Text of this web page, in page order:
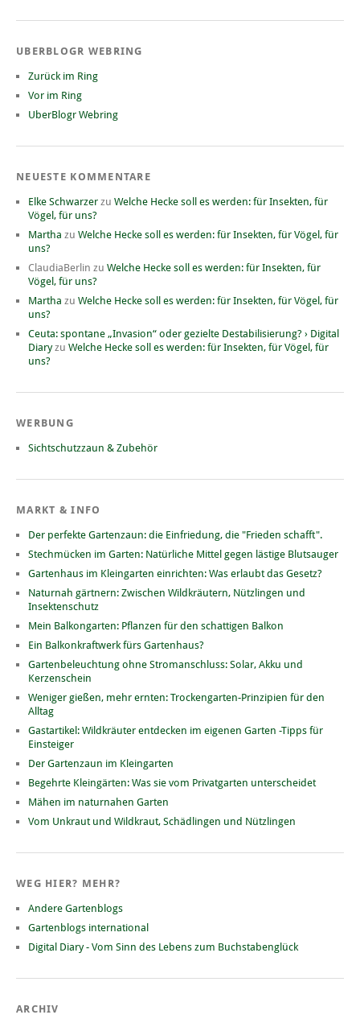
UBERBLOGR WEBRING
Zurück im Ring
Vor im Ring
UberBlogr Webring
NEUESTE KOMMENTARE
Elke Schwarzer zu Welche Hecke soll es werden: für Insekten, für
Vögel, für uns?
Martha zu Welche Hecke soll es werden: für Insekten, für Vögel, für
uns?
ClaudiaBerlin zu Welche Hecke soll es werden: für Insekten, für
Vögel, für uns?
Martha zu Welche Hecke soll es werden: für Insekten, für Vögel, für
uns?
Ceuta: spontane „Invasion“ oder gezielte Destabilisierung? › Digital
Diaryzu Welche Hecke soll es werden: für Insekten, für Vögel, für
uns?
WERBUNG
Sichtschutzzaun & Zubehör
MARKT & INFO
Der perfekte Gartenzaun: die Einfriedung, die "Frieden schafft".
Stechmücken im Garten: Natürliche Mittel gegen lästige Blutsauger
Gartenhaus im Kleingarten einrichten: Was erlaubt das Gesetz?
Naturnah gärtnern: Zwischen Wildkräutern, Nützlingen und
Insektenschutz
Mein Balkongarten: Pflanzen für den schattigen Balkon
Ein Balkonkraftwerk fürs Gartenhaus?
Gartenbeleuchtung ohne Stromanschluss: Solar, Akku und
Kerzenschein
Weniger gießen, mehr ernten: Trockengarten-Prinzipien für den
Alltag
Gastartikel: Wildkräuter entdecken im eigenen Garten -Tipps für
Einsteiger
Der Gartenzaun im Kleingarten
Begehrte Kleingärten: Was sie vom Privatgarten unterscheidet
Mähen im naturnahen Garten
Vom Unkraut und Wildkraut, Schädlingen und Nützlingen
WEG HIER? MEHR?
Andere Gartenblogs
Gartenblogs international
Digital Diary - Vom Sinn des Lebens zum Buchstabenglück
ARCHIV